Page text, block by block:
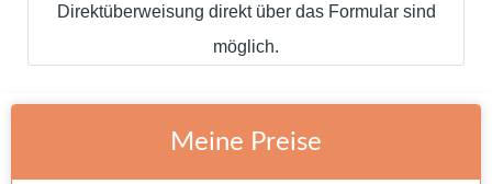
Direktüberweisung direkt über das Formular sind
möglich.
Meine Preise